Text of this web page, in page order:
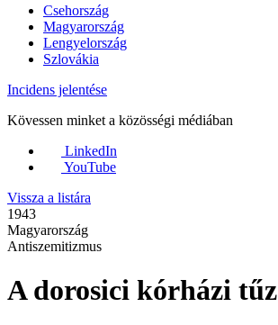
Csehország
Magyarország
Lengyelország
Szlovákia
Incidens jelentése
Kövessen minket a közösségi médiában
LinkedIn
YouTube
Vissza a listára
1943
Magyarország
Antiszemitizmus
A dorosici kórházi tűz